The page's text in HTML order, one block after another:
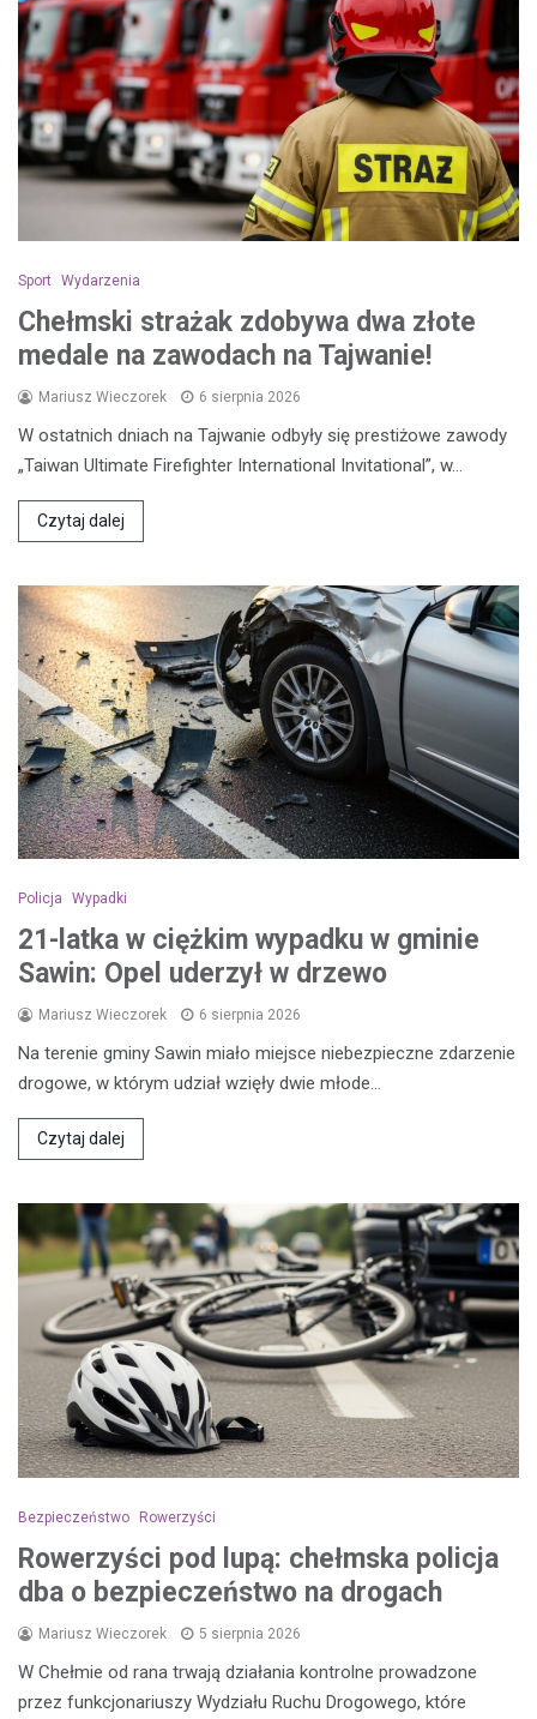
Sport Wydarzenia
Chełmski strażak zdobywa dwa złote
medale na zawodach na Tajwanie!
Mariusz Wieczorek 6 sierpnia 2026
W ostatnich dniach na Tajwanie odbyły się prestiżowe zawody
„Taiwan Ultimate Firefighter International Invitational”, w…
Czytaj dalej
Policja Wypadki
21-latka w ciężkim wypadku w gminie
Sawin: Opel uderzył w drzewo
Mariusz Wieczorek 6 sierpnia 2026
Na terenie gminy Sawin miało miejsce niebezpieczne zdarzenie
drogowe, w którym udział wzięły dwie młode…
Czytaj dalej
Bezpieczeństwo Rowerzyści
Rowerzyści pod lupą: chełmska policja
dba o bezpieczeństwo na drogach
Mariusz Wieczorek 5 sierpnia 2026
W Chełmie od rana trwają działania kontrolne prowadzone
przez funkcjonariuszy Wydziału Ruchu Drogowego, które